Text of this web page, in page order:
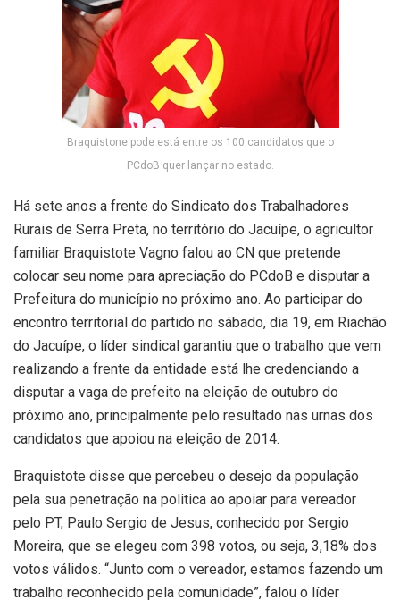
Braquistone pode está entre os 100 candidatos que o
PCdoB quer lançar no estado.
Há sete anos a frente do Sindicato dos Trabalhadores
Rurais de Serra Preta, no território do Jacuípe, o agricultor
familiar Braquistote Vagno falou ao CN que pretende
colocar seu nome para apreciação do PCdoB e disputar a
Prefeitura do município no próximo ano. Ao participar do
encontro territorial do partido no sábado, dia 19, em Riachão
do Jacuípe, o líder sindical garantiu que o trabalho que vem
realizando a frente da entidade está lhe credenciando a
disputar a vaga de prefeito na eleição de outubro do
próximo ano, principalmente pelo resultado nas urnas dos
candidatos que apoiou na eleição de 2014.
Braquistote disse que percebeu o desejo da população
pela sua penetração na politica ao apoiar para vereador
pelo PT, Paulo Sergio de Jesus, conhecido por Sergio
Moreira, que se elegeu com 398 votos, ou seja, 3,18% dos
votos válidos. “Junto com o vereador, estamos fazendo um
trabalho reconhecido pela comunidade”, falou o líder